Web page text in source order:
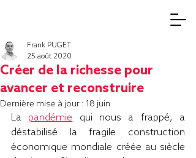
Créer de la richesse pour
avancer et reconstruire
Frank PUGET
25 août 2020
Dernière mise à jour : 18 juin
La pandémie qui nous a frappé, a
déstabilisé la fragile construction
économique mondiale créée au siècle